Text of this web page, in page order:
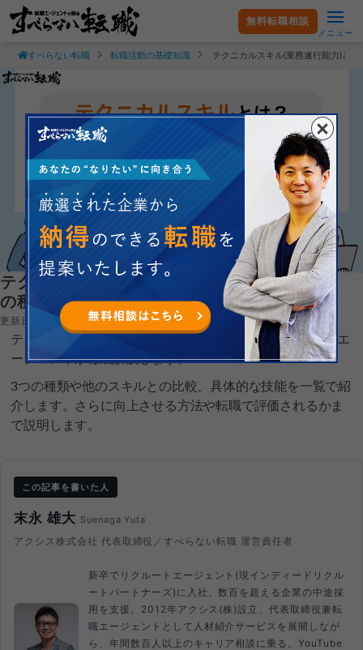
無料転職相談
メニュー
すべらない転職 転職活動の基礎知識 テクニカルスキル(業務遂行能力)と
テクニカルスキル(業務遂行能力)とは？3つ
の種類や具体例を一覧で徹底解説
更新日：2026.04.21
テクニカルスキル(業務遂行能力)とは何か？について現役エ
ージェントが徹底解説します。
3つの種類や他のスキルとの比較、具体的な技能を一覧で紹
介します。さらに向上させる方法や転職で評価されるかま
で説明します。
この記事を書いた人
末永 雄大 Suenaga Yuta
アクシス株式会社 代表取締役／すべらない転職 運営責任者
新卒でリクルートエージェント(現インディードリクル
ートパートナーズ)に入社。数百を超える企業の中途採
用を支援。2012年アクシス(株)設立、代表取締役兼転
職エージェントとして人材紹介サービスを展開しなが
ら、年間数百人以上のキャリア相談に乗る。YouTube